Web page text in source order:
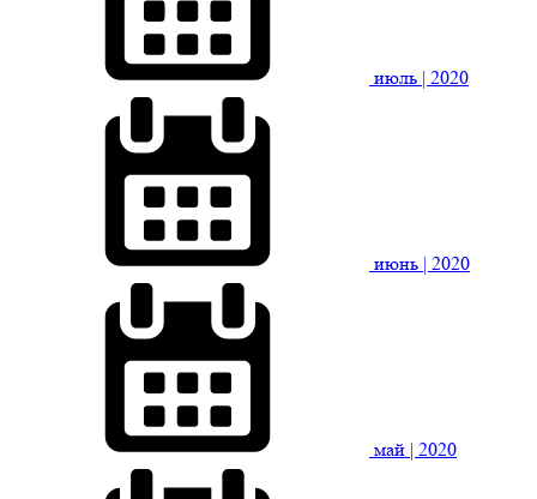
июль | 2020
июнь | 2020
май | 2020